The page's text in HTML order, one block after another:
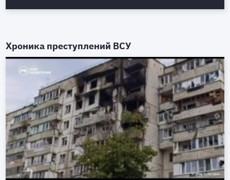
Хроника преступлений ВСУ